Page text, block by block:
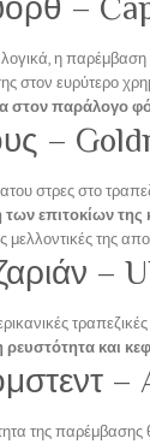
–
λογικά, η
στον ευρύτερο
στον παράλογο
–
στρες στο
επιτοκίων της
μελλοντικές της
–
και
–
της παρέμβασης